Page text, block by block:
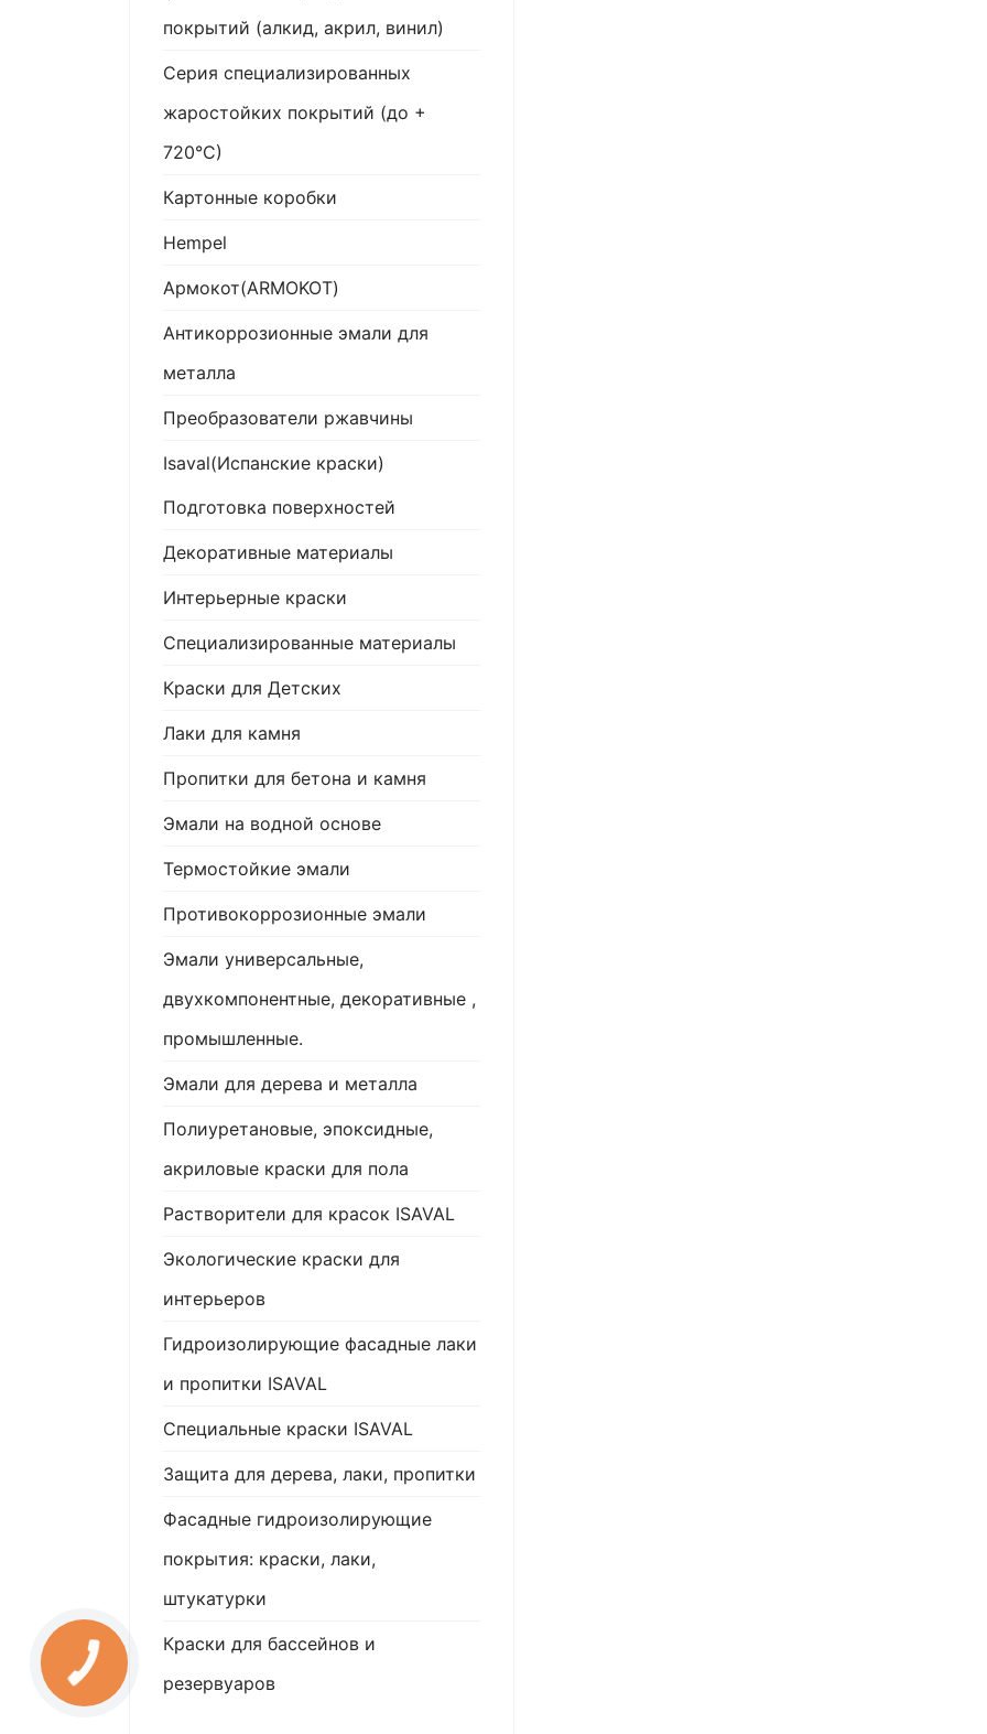
покрытий (алкид, акрил, винил)
Серия специализированных
жаростойких покрытий (до +
720°С)
Картонные коробки
Hempel
Армокот(ARMOKOT)
Антикоррозионные эмали для
металла
Преобразователи ржавчины
Isaval(Испанские краски)
Подготовка поверхностей
Декоративные материалы
Интерьерные краски
Специализированные материалы
Краски для Детских
Лаки для камня
Пропитки для бетона и камня
Эмали на водной основе
Термостойкие эмали
Противокоррозионные эмали
Эмали универсальные,
двухкомпонентные, декоративные ,
промышленные.
Эмали для дерева и металла
Полиуретановые, эпоксидные,
акриловые краски для пола
Растворители для красок ISAVAL
Экологические краски для
интерьеров
Гидроизолирующие фасадные лаки
и пропитки ISAVAL
Специальные краски ISAVAL
Защита для дерева, лаки, пропитки
Фасадные гидроизолирующие
покрытия: краски, лаки,
штукатурки
Краски для бассейнов и
резервуаров